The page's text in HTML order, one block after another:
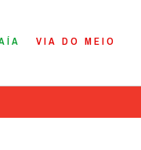
VIA DO MEIO